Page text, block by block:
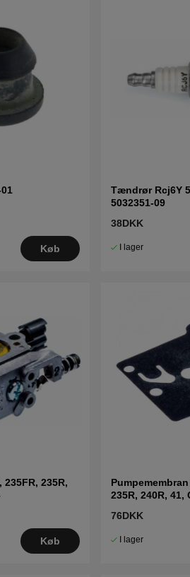
Husqvarna 225RJ 20004000001-
Køb
Tændrør Rcj6Y
5032351-09
38DKK
I lager
235FR, 235R,
Køb
235R, 240R, 41,
76DKK
I lager